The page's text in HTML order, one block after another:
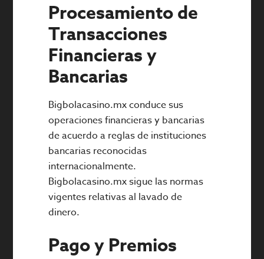
Procesamiento de
Transacciones
Financieras y
Bancarias
Bigbolacasino.mx conduce sus
operaciones financieras y bancarias
de acuerdo a reglas de instituciones
bancarias reconocidas
internacionalmente.
Bigbolacasino.mx sigue las normas
vigentes relativas al lavado de
dinero.
Pago y Premios